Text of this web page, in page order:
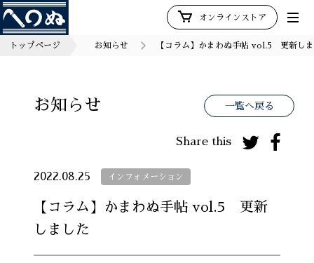
オンラインストア
トップページ お知らせ 【コラム】かまわぬ手帖 vol.5 更新し
お知らせ 一覧へ戻る
2022.08.25 インフォメーション
Share this
【コラム】かまわぬ手帖 vol.5 更新
しました